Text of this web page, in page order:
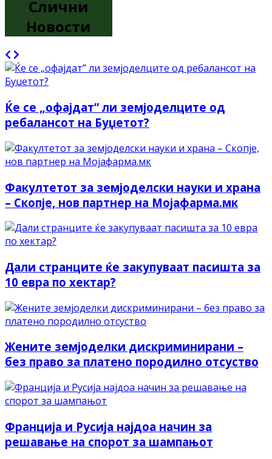
Слични
Новости
Ќе се „офајдат” ли земјоделците од
ребалансот на Буџетот?
Факултетот за земјоделски науки и храна
– Скопје, нов партнер на Мојафарма.мк
Дали странците ќе закупуваат пасишта за
10 евра по хектар?
Жените земјоделки дискриминирани –
без право за платено породилно отсуство
Франција и Русија најдоа начин за
решавање на спорот за шампањот